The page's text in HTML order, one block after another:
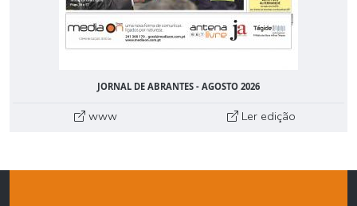
JORNAL DE ABRANTES - AGOSTO 2026
www Ler edição